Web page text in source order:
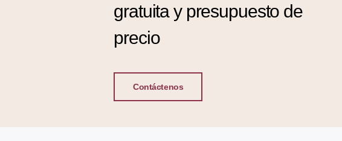
gratuita y presupuesto de
precio
Contáctenos